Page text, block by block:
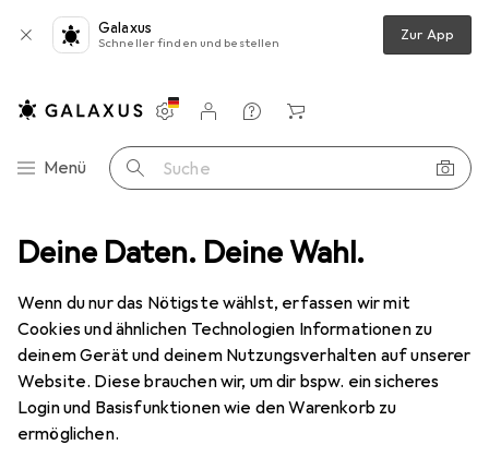
Deine Daten. Deine Wahl.
Wenn du nur das Nötigste wählst, erfassen wir mit
Cookies und ähnlichen Technologien Informationen zu
deinem Gerät und deinem Nutzungsverhalten auf unserer
Website. Diese brauchen wir, um dir bspw. ein sicheres
Login und Basisfunktionen wie den Warenkorb zu
ermöglichen.
Galaxus
Schneller finden und bestellen Zur App
Navigation nach Kategorien
Menü Suche
Einstellungen
Kundenkonto
Vergleichslisten
Merklisten
Warenkorb
Lindy 5m IEC-Netzverlaengerungskabel C14 an C13
5 Bilder
Lindy5m IEC-
Netzverlaengerungskabel C14 an C13
EUR
17,08